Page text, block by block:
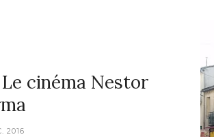
cinéma Nestor
2016